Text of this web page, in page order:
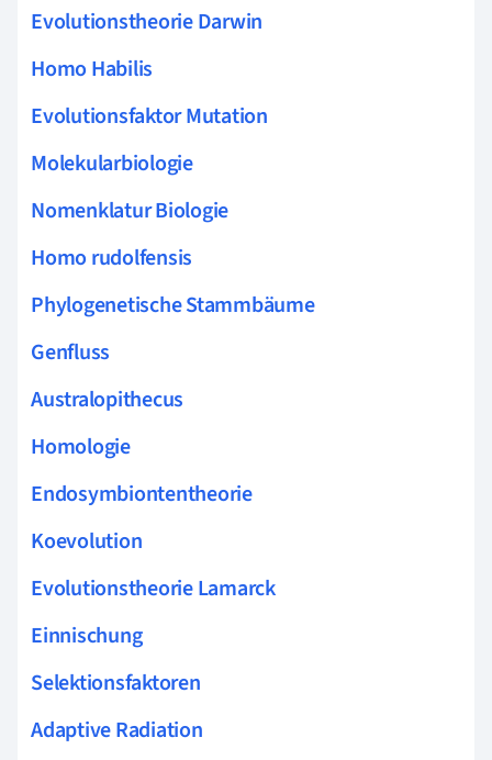
Evolutionstheorie Darwin
Homo Habilis
Evolutionsfaktor Mutation
Molekularbiologie
Nomenklatur Biologie
Homo rudolfensis
Phylogenetische Stammbäume
Genfluss
Australopithecus
Homologie
Endosymbiontentheorie
Koevolution
Evolutionstheorie Lamarck
Einnischung
Selektionsfaktoren
Adaptive Radiation